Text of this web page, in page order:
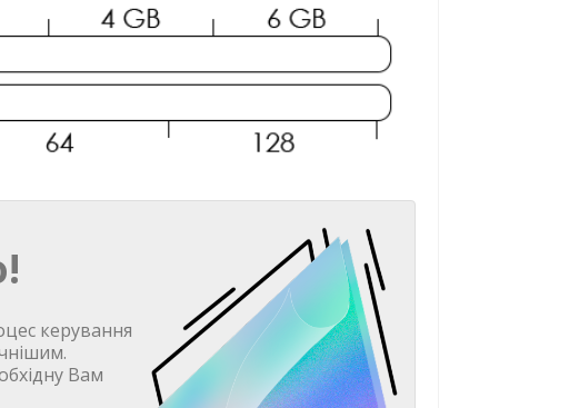
керування
Вам